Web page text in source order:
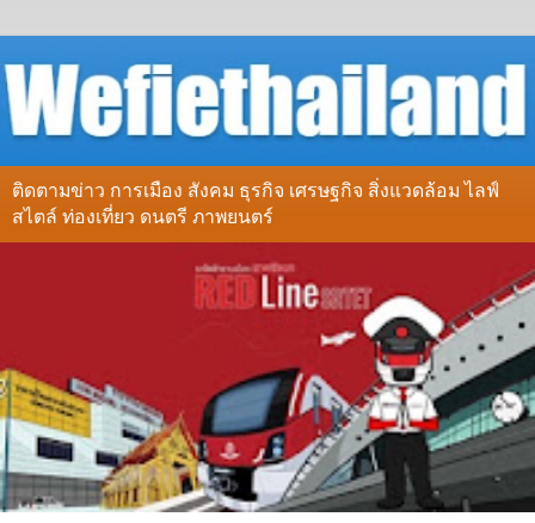
ติดตามข่าว การเมือง สังคม ธุรกิจ เศรษฐกิจ สิ่งแวดล้อม ไลฟ์
สไตล์ ท่องเที่ยว ดนตรี ภาพยนตร์